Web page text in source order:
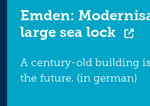
Emden:
large sea lock
A century-old building
the future. (in german)